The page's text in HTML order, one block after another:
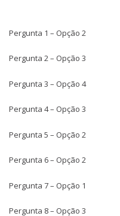
Pergunta 1 – Opção 2
Pergunta 2 – Opção 3
Pergunta 3 – Opção 4
Pergunta 4 – Opção 3
Pergunta 5 – Opção 2
Pergunta 6 – Opção 2
Pergunta 7 – Opção 1
Pergunta 8 – Opção 3